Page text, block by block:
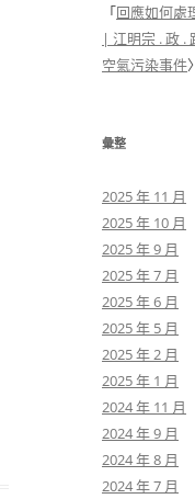
「回應如何處
| 江明宗 . 政 .
空氣污染事件
彙整
2025 年 11 月
2025 年 10 月
2025 年 9 月
2025 年 7 月
2025 年 6 月
2025 年 5 月
2025 年 2 月
2025 年 1 月
2024 年 11 月
2024 年 9 月
2024 年 8 月
2024 年 7 月